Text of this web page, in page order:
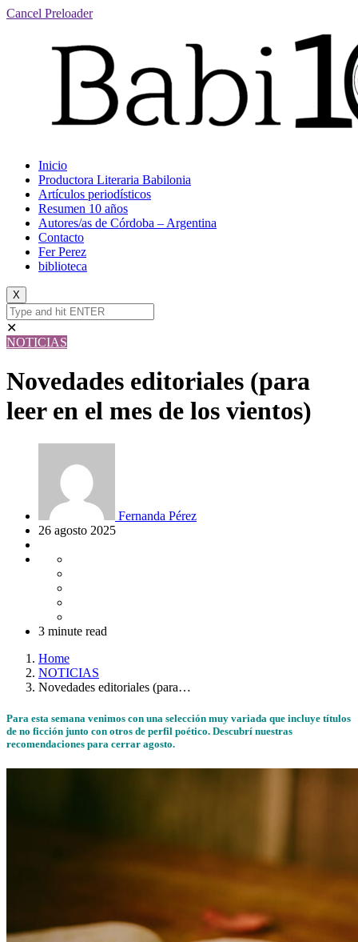
Cancel Preloader
Inicio
Productora Literaria Babilonia
Artículos periodísticos
Resumen 10 años
Autores/as de Córdoba – Argentina
Contacto
Fer Perez
biblioteca
X
✕
NOTICIAS
Novedades editoriales (para
leer en el mes de los vientos)
Fernanda Pérez
26 agosto 2025
3 minute read
Home
NOTICIAS
Novedades editoriales (para…
Para esta semana venimos con una selección muy variada que incluye títulos
de no ficción junto con otros de perfil poético. Descubrí nuestras
recomendaciones para cerrar agosto.